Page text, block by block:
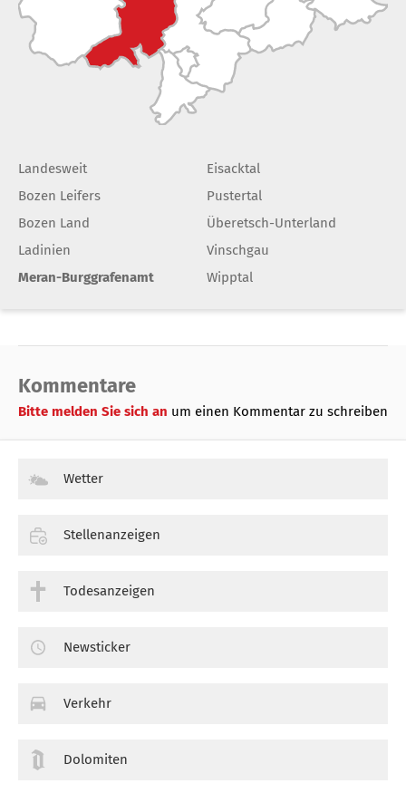
Landesweit
Bozen Leifers
Bozen Land
Ladinien
Meran-Burggrafenamt
Eisacktal
Pustertal
Überetsch-Unterland
Vinschgau
Wipptal
Kommentare
Bitte melden Sie sich an um einen Kommentar zu schreiben
Wetter
Stellenanzeigen
Todesanzeigen
Newsticker
Verkehr
Dolomiten